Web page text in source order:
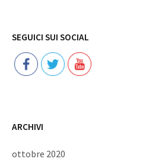
SEGUICI SUI SOCIAL
ARCHIVI
ottobre 2020